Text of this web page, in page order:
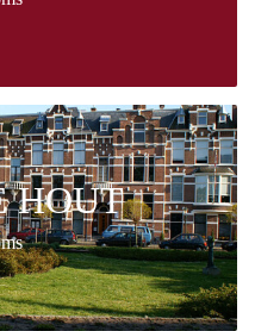
HOUT